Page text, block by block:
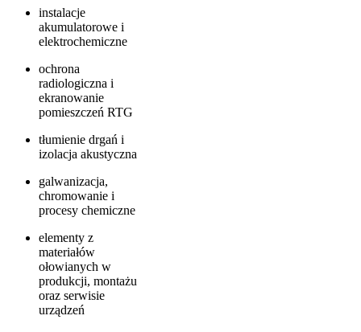
instalacje
akumulatorowe i
elektrochemiczne
ochrona
radiologiczna i
ekranowanie
pomieszczeń RTG
tłumienie drgań i
izolacja akustyczna
galwanizacja,
chromowanie i
procesy chemiczne
elementy z
materiałów
ołowianych w
produkcji, montażu
oraz serwisie
urządzeń